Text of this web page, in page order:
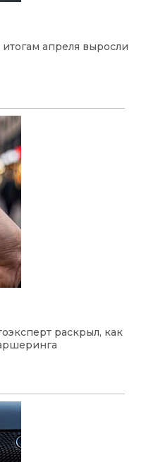
апреля выросли
раскрыл, как